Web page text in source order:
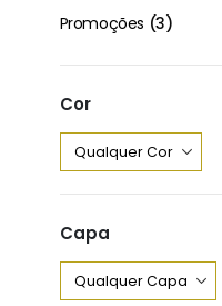
Promoções (3)
Cor
Capa